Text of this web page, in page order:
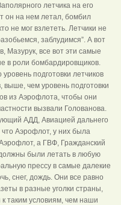
летчика на его
он на нем летал, бомбил
не мог взлететь. Летчики не
заблудимся”. А вот
Мазурук, все вот эти самые
в роли бомбардировщиков.
подготовки летчиков
чем уровень подготовки
из Аэрофлота, чтобы они
вызвали Голованова.
АДД, Авиацией дальнего
что Аэрофлот, у них была
а ГВФ, Гражданский
были летать в любую
прессу в самые далекие
снег, дождь. Они все равно
в разные уголки страны,
таким условиям, чем наши